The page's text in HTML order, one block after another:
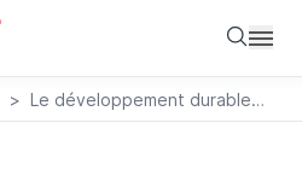
> Le développement durable, une tendance macro ou micro ?